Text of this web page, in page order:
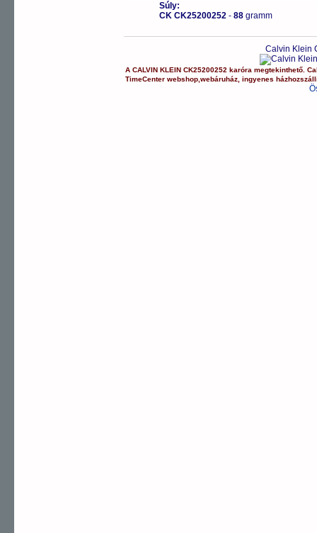
Súly:
CK CK25200252 - 88 gramm
Calvin Klein
ACALVIN KLEIN CK25200252 karóra megtekinthető.
TimeCenter webshop ,webáruház ,ingyenes